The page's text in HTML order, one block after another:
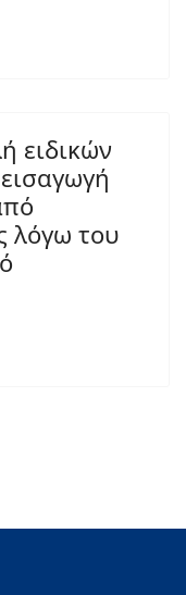
ειδικών
λόγω του